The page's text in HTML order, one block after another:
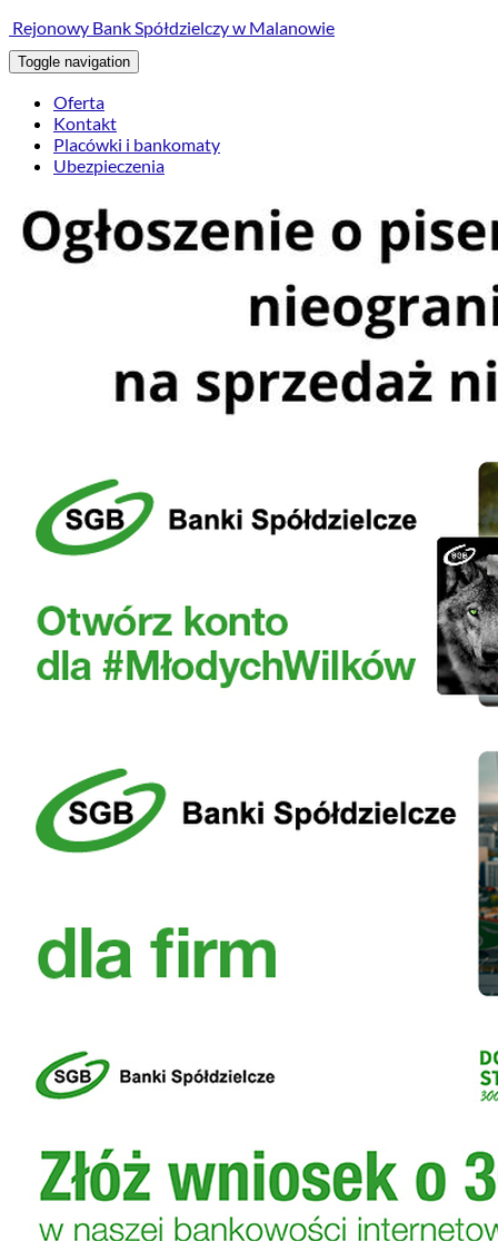
Rejonowy Bank Spółdzielczy w Malanowie
Toggle navigation
Oferta
Kontakt
Placówki i bankomaty
Ubezpieczenia